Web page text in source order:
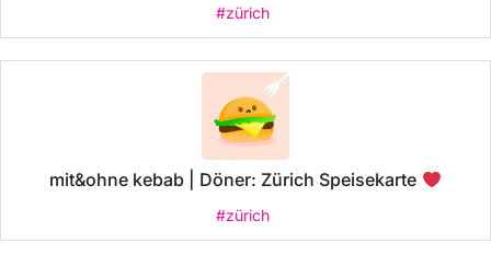
#zürich
mit&ohne kebab | Döner: Zürich Speisekarte
#zürich